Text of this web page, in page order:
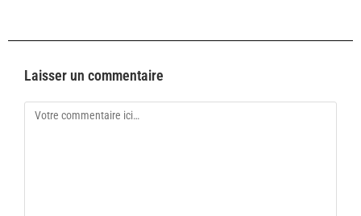
Laisser un commentaire